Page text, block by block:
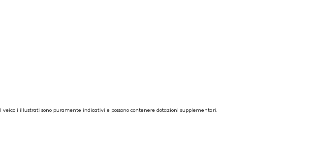
I veicoli illustrati sono puramente indicativi e possono contenere dotazioni supplementari.